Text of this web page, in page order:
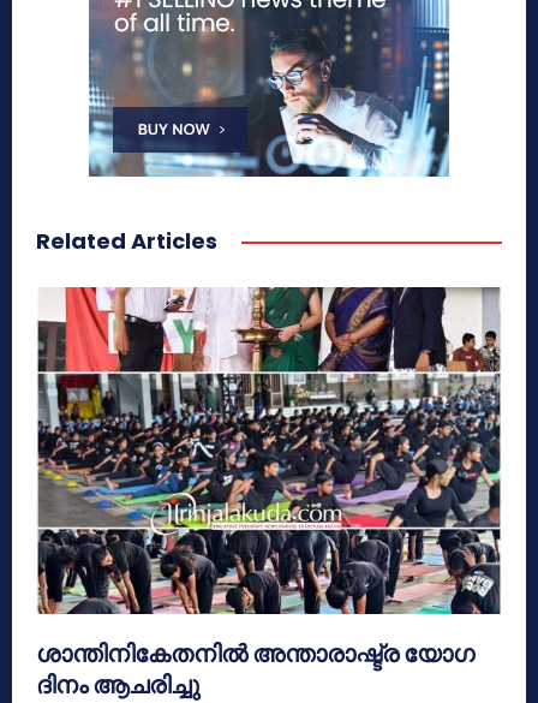
Related Articles
ശാന്തിനികേതനിൽ അന്താരാഷ്ട്ര യോഗ
ദിനം ആചരിച്ചു